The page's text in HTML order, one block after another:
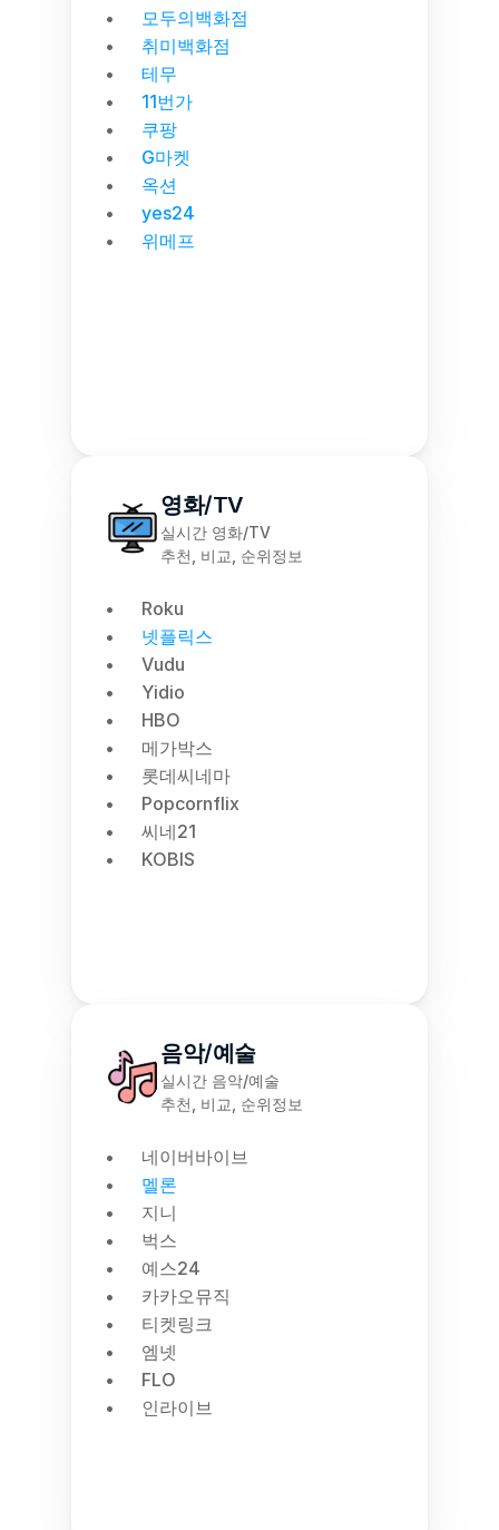
모두의백화점
취미백화점
테무
11번가
쿠팡
G마켓
옥션
yes24
위메프
영화/TV
실시간 영화/TV
추천, 비교, 순위정보
Roku
넷플릭스
Vudu
Yidio
HBO
메가박스
롯데씨네마
Popcornflix
씨네21
KOBIS
음악/예술
실시간 음악/예술
추천, 비교, 순위정보
네이버바이브
멜론
지니
벅스
예스24
카카오뮤직
티켓링크
엠넷
FLO
인라이브